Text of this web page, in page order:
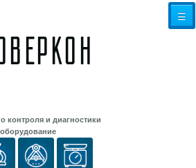
и диагностики
☰